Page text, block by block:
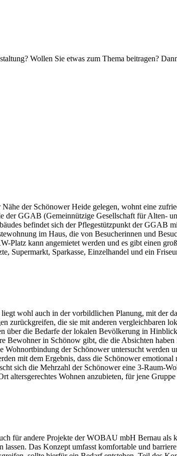
Wollen Sie etwas zum Thema beitragen?
der Schönower Heide gelegen, wohnt eine
der GGAB (Gemeinnützige Gesellschaft für Alten-
befindet sich der Pflegestützpunkt der
im Haus, die von Besucherinnen und
Platz kann angemietet werden und es gibt einen
Supermarkt, Sparkasse, Einzelhandel und ein
wohl auch in der vorbildlichen Planung, mit der
zurückgreifen, die sie mit anderen vergleichbaren
über die Bedarfe der lokalen Bevölkerung in
Bewohner in Schönow gibt, die die Absichten
der Schönower untersucht
mit dem Ergebnis, dass die Schönower
sich die Mehrzahl der Schönower eine 3-Raum-
altersgerechtes Wohnen anzubieten, für jene
für andere Projekte der WOBAU mbH Bernau als
Das Konzept umfasst komfortable und